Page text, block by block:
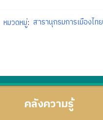
หมวดหมู่: สารานุกรมการเมืองไทย
คลังความรู้